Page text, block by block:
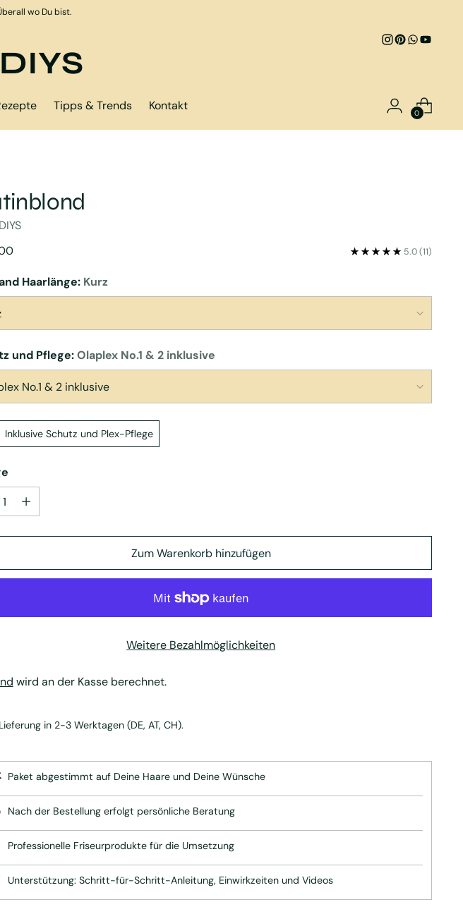
wo Du bist.
Tipps & Trends Kontakt 0
5.0 (11)
Haarlänge: Kurz
und Pflege:Olaplex No.1 & 2 inklusive
Inklusive Schutz und Plex-Pflege
Zum Warenkorb hinzufügen
Weitere Bezahlmöglichkeiten
wird an der Kasse berechnet.
Lieferung in 2-3 Werktagen (DE, AT, CH).
Paket abgestimmt auf Deine Haare und Deine Wünsche
Nach der Bestellung erfolgt persönliche Beratung
Professionelle Friseurprodukte für die Umsetzung
Unterstützung: Schritt-für-Schritt-Anleitung, Einwirkzeiten und Videos